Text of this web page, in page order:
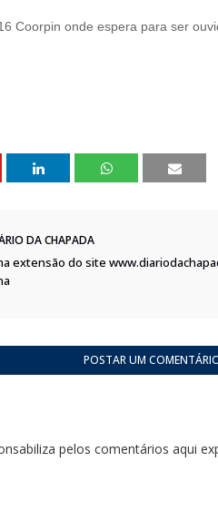
Coorpin onde espera para ser
DA CHAPADA
extensão do site
POSTAR UM
pelos comentários aqui